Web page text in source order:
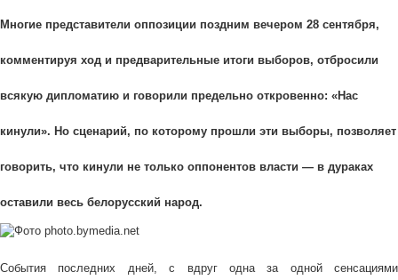
Многие представители оппозиции поздним вечером 28 сентября,
комментируя ход и предварительные итоги выборов, отбросили
всякую дипломатию и говорили предельно откровенно: «Нас
кинули». Но сценарий, по которому прошли эти выборы, позволяет
говорить, что кинули не только оппонентов власти — в дураках
оставили весь белорусский народ.
События последних дней, с вдруг одна за одной сенсациями